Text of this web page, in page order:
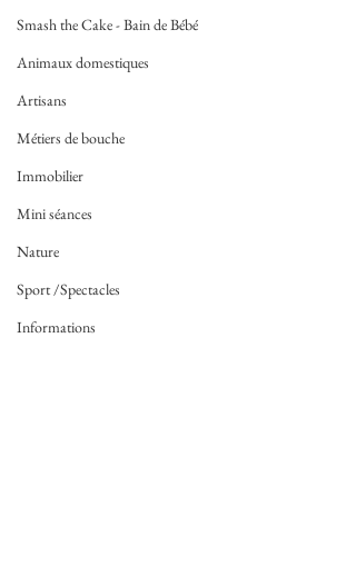
Smash the Cake - Bain de Bébé
Animaux domestiques
Artisans
Métiers de bouche
Immobilier
Mini séances
Nature
Sport /Spectacles
Informations